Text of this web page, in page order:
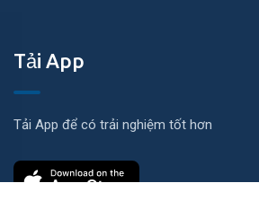
Tải App
Tải App để có trải nghiệm tốt hơn